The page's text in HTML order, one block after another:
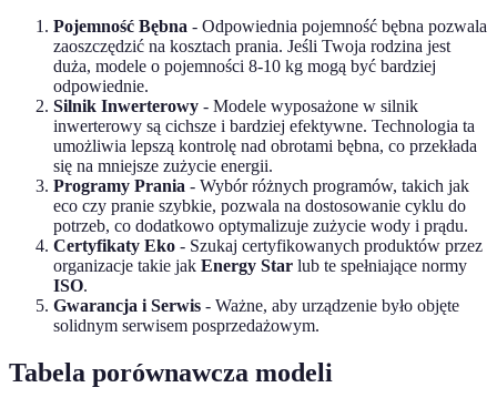
Pojemność Bębna - Odpowiednia pojemność bębna pozwala
zaoszczędzić na kosztach prania. Jeśli Twoja rodzina jest
duża, modele o pojemności 8-10 kg mogą być bardziej
odpowiednie.
Silnik Inwerterowy - Modele wyposażone w silnik
inwerterowy są cichsze i bardziej efektywne. Technologia ta
umożliwia lepszą kontrolę nad obrotami bębna, co przekłada
się na mniejsze zużycie energii.
Programy Prania - Wybór różnych programów, takich jak
eco czy pranie szybkie, pozwala na dostosowanie cyklu do
potrzeb, co dodatkowo optymalizuje zużycie wody i prądu.
Certyfikaty Eko - Szukaj certyfikowanych produktów przez
organizacje takie jak Energy Star lub te spełniające normy
ISO.
Gwarancja i Serwis - Ważne, aby urządzenie było objęte
solidnym serwisem posprzedażowym.
Tabela porównawcza modeli